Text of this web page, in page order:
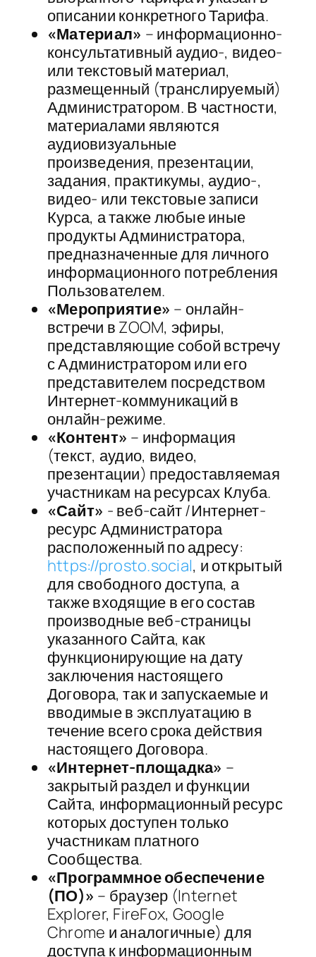
описании конкретного Тарифа.
«Материал» – информационно-
консультативный аудио-, видео-
или текстовый материал,
размещенный (транслируемый)
Администратором. В частности,
материалами являются
аудиовизуальные
произведения, презентации,
задания, практикумы, аудио-,
видео- или текстовые записи
Курса, а также любые иные
продукты Администратора,
предназначенные для личного
информационного потребления
Пользователем.
«Мероприятие» – онлайн-
встречи в ZOOM, эфиры,
представляющие собой встречу
с Администратором или его
представителем посредством
Интернет-коммуникаций в
онлайн-режиме.
«Контент» – информация
(текст, аудио, видео,
презентации) предоставляемая
участникам на ресурсах Клуба.
«Сайт» -​ веб-сайт /Интернет-
ресурс Администратора
расположенный по адресу:
https://prosto.social, и открытый
для свободного доступа, а​
также входящие в его состав
производные веб-страницы
указанного Сайта, как
функционирующие на дату
заключения настоящего
Договора, так и запускаемые и
вводимые в эксплуатацию в
течение всего срока действия
настоящего Договора.
«Интернет-площадка» –
закрытый раздел и функции
Сайта, информационный ресурс
которых доступен только
участникам платного
Сообщества.
«Программное обеспечение
(ПО)» – браузер (Internet
Explorer, FireFox, Google
Chrome и аналогичные) для
доступа к информационным